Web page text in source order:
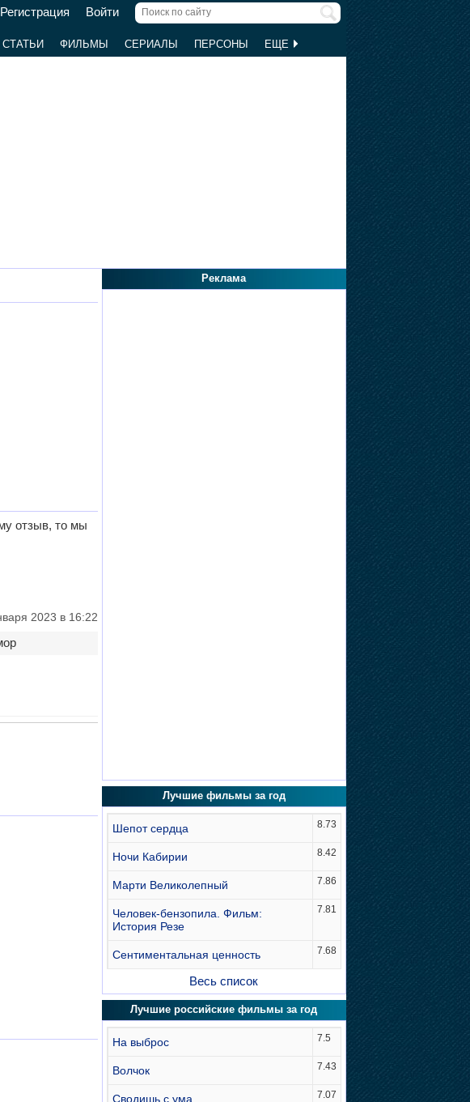
Регистрация Войти
СТАТЬИ ФИЛЬМЫ СЕРИАЛЫ ПЕРСОНЫ ЕЩЕ
отзыв, то мы
2023 в 16:22
Реклама
Лучшие фильмы за год
Шепот сердца 8.73
Ночи Кабирии 8.42
Марти Великолепный 7.86
Человек-бензопила. Фильм:
История Резе
7.81
Сентиментальная ценность 7.68
Весь список
Лучшие российские фильмы за год
На выброс 7.5
Волчок 7.43
Сводишь с ума 7.07